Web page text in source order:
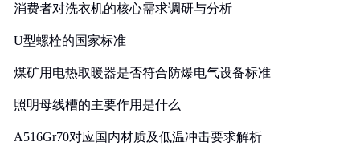
消费者对洗衣机的核心需求调研与分析
U型螺栓的国家标准
煤矿用电热取暖器是否符合防爆电气设备标准
照明母线槽的主要作用是什么
A516Gr70对应国内材质及低温冲击要求解析